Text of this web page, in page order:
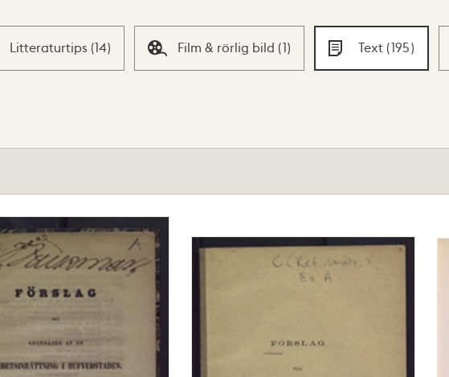
Litteraturtips (14) Film & rörlig bild (1) Text (195)